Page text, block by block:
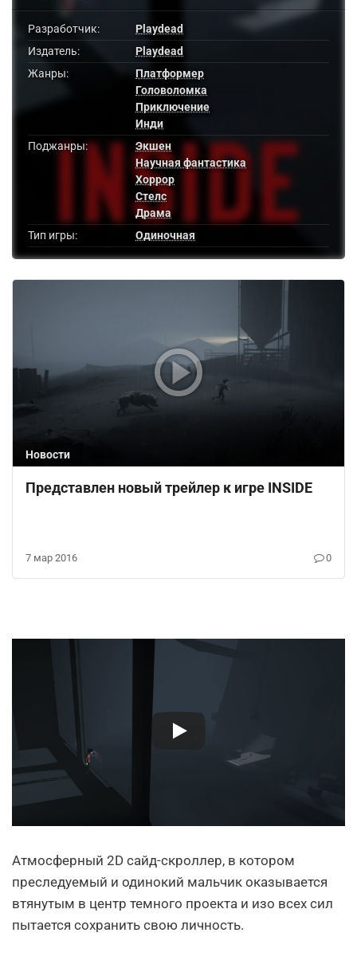
Разработчик:
Playdead
Издатель:
Playdead
Жанры:
Платформер
Головоломка
Приключение
Инди
Поджанры:
Экшен
Научная фантастика
Хоррор
Стелс
Драма
Тип игры:
Одиночная
Новости
Представлен новый трейлер к игре INSIDE
7 мар 2016 0
Атмосферный 2D сайд-скроллер, в котором
преследуемый и одинокий мальчик оказывается
втянутым в центр темного проекта и изо всех сил
пытается сохранить свою личность.